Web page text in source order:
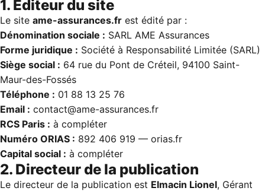
Jusqu'à40%
d'économies
Comparez les meilleures offres du
marché en quelques clics
🏍
Protégez
deux-
corporelle
Les meilleurs taux du
marché
Négociés auprès de nos partenaires
bancaires
🔄
de
Conseil personnalisé en agence ou en
visio
Prendre rendez-vous
articles
1. Éditeur du site
Le site ame-assurances.fr est édité par :
Dénomination sociale : SARL AME Assurances
Forme juridique : Société à Responsabilité Limitée (SARL)
Siège social : 64 rue du Pont de Créteil, 94100 Saint-
Maur-des-Fossés
Téléphone : 01 88 13 25 76
Email : contact@ame-assurances.fr
RCS Paris : à compléter
Numéro ORIAS : 892 406 919 — orias.fr
Capital social : à compléter
2. Directeur de la publication
Le directeur de la publication est Elmacin Lionel, Gérant